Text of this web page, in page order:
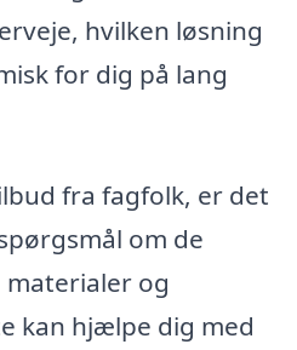
hvilken løsning
for dig på lang
fra fagfolk, er det
om de
og
kan hjælpe dig med